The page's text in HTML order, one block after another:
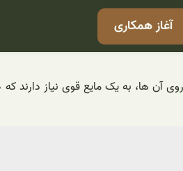
آغاز همکاری
آن ها، به یک مایع قوی نیاز